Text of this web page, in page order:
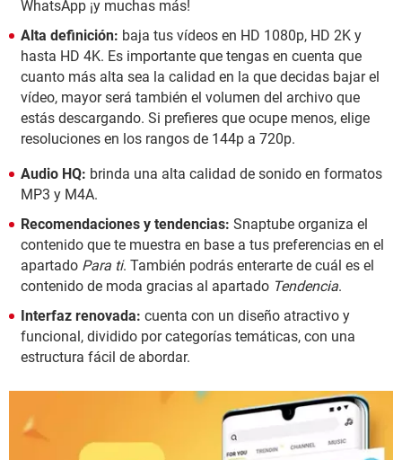
WhatsApp ¡y muchas más!
Alta definición: baja tus vídeos en HD 1080p, HD 2K y
hasta HD 4K. Es importante que tengas en cuenta que
cuanto más alta sea la calidad en la que decidas bajar el
vídeo, mayor será también el volumen del archivo que
estás descargando. Si prefieres que ocupe menos, elige
resoluciones en los rangos de 144p a 720p.
Audio HQ: brinda una alta calidad de sonido en formatos
MP3 y M4A.
Recomendaciones y tendencias: Snaptube organiza el
contenido que te muestra en base a tus preferencias en el
apartado Para ti. También podrás enterarte de cuál es el
contenido de moda gracias al apartado Tendencia.
Interfaz renovada: cuenta con un diseño atractivo y
funcional, dividido por categorías temáticas, con una
estructura fácil de abordar.